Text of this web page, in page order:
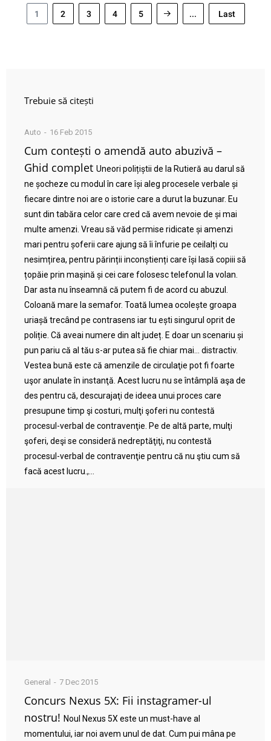
1 2 3 4 5 ... Last
Trebuie să citești
Auto 16 Feb 2015
Cum contești o amendă auto abuzivă –
Ghid complet Uneori polițiștii de la Rutieră au darul să
ne șocheze cu modul în care își aleg procesele verbale și
fiecare dintre noi are o istorie care a durut la buzunar. Eu
sunt din tabăra celor care cred că avem nevoie de și mai
multe amenzi. Vreau să văd permise ridicate și amenzi
mari pentru șoferii care ajung să îi înfurie pe ceilalți cu
nesimțirea, pentru părinții inconștienți care își lasă copiii să
țopăie prin mașină și cei care folosesc telefonul la volan.
Dar asta nu înseamnă că putem fi de acord cu abuzul.
Coloană mare la semafor. Toată lumea ocolește groapa
uriașă trecând pe contrasens iar tu ești singurul oprit de
poliție. Că aveai numere din alt județ. E doar un scenariu și
pun pariu că al tău s-ar putea să fie chiar mai… distractiv.
Vestea bună este că amenzile de circulaţie pot fi foarte
uşor anulate în instanţă. Acest lucru nu se întâmplă aşa de
des pentru că, descurajaţi de ideea unui proces care
presupune timp şi costuri, mulţi şoferi nu contestă
procesul-verbal de contravenţie. Pe de altă parte, mulţi
şoferi, deşi se consideră nedreptăţiţi, nu contestă
procesul-verbal de contravenţie pentru că nu ştiu cum să
facă acest lucru.,...
General 7 Dec 2015
Concurs Nexus 5X: Fii instagramer-ul
nostru! Noul Nexus 5X este un must-have al
momentului, iar noi avem unul de dat. Cum pui mâna pe